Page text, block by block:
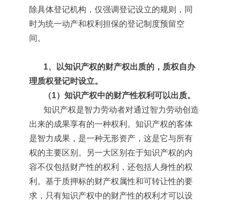
除具体登记机构，仅强调登记设立的规则，同
时为统一动产和权利担保的登记制度预留空
间。
1、以知识产权的财产权出质的，质权自办
理质权登记时设立。
（1）知识产权中的财产性权利可以出质。
知识产权是智力劳动者对通过智力劳动创造
出来的成果享有的一种权利。知识产权的客体
是智力成果，是一种无形资产，这是它与所有
权的主要区别。另一大区别在于知识产权的内
容不仅包括财产性的权利，还包括人身性的权
利。基于质押标的财产权属性和可转让性的要
求，只有知识产权中的财产性的权利才可以设